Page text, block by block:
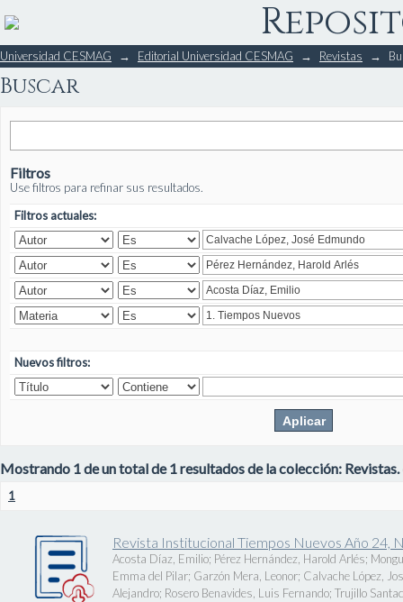
Buscar
Universidad CESMAG → Editorial Universidad CESMAG → Revistas →
Buscar
Filtros
Use filtros para refinar sus resultados.
Filtros actuales:
Nuevos filtros:
Mostrando 1 de un total de 1 resultados de la colección: Revistas.
1
Revista Institucional Tiempos Nuevos Año 24,
Acosta Díaz, Emilio; Pérez Hernández, Harold Arlés;
Emma del Pilar; Garzón Mera, Leonor; Calvache López,
Alejandro; Rosero Benavides, Luis Fernando; Trujillo